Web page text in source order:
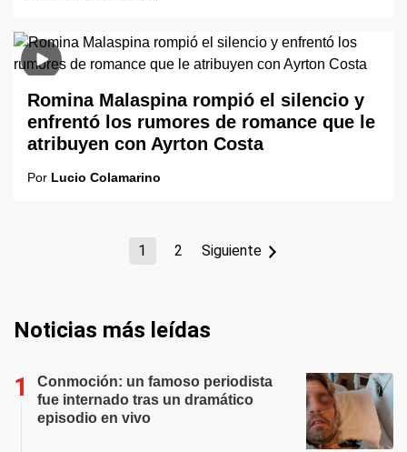
Romina Malaspina rompió el silencio y
enfrentó los rumores de romance que le
atribuyen con Ayrton Costa
Por Lucio Colamarino
1 2 Siguiente
Noticias más leídas
Conmoción: un famoso periodista
fue internado tras un dramático
episodio en vivo